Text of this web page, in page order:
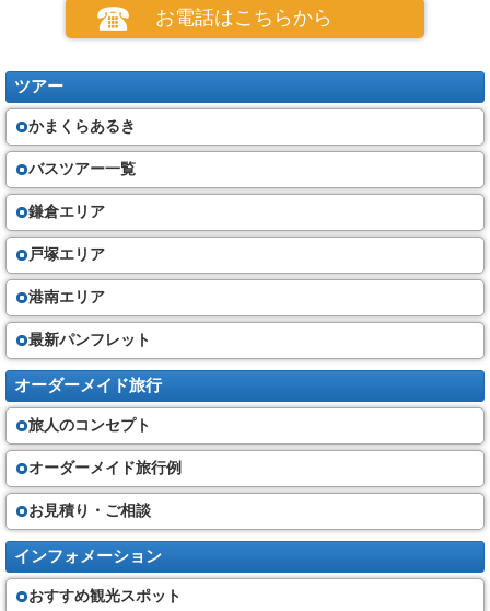
お電話はこちらから
ツアー
かまくらあるき
バスツアー一覧
鎌倉エリア
戸塚エリア
港南エリア
最新パンフレット
オーダーメイド旅行
旅人のコンセプト
オーダーメイド旅行例
お見積り・ご相談
インフォメーション
おすすめ観光スポット